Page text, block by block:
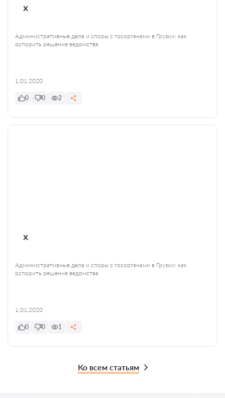
x
Административные дела и споры с госорганами в Грузии: как
оспорить решение ведомства
1.01.2020
0 0 2
x
Административные дела и споры с госорганами в Грузии: как
оспорить решение ведомства
1.01.2020
0 0 1
Ко всем статьям